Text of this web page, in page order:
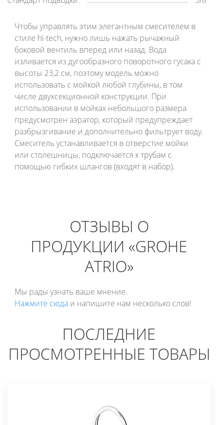
Чтобы управлять этим элегантным смесителем в
стиле hi-tech, нужно лишь нажать рычажный
боковой вентиль вперед или назад. Вода
изливается из дугообразного поворотного гусака с
высоты 23,2 см, поэтому модель можно
использовать с мойкой любой глубины, в том
числе двухсекционной конструкции. При
использовании в мойках небольшого размера
предусмотрен аэратор, который предупреждает
разбрызгивание и дополнительно фильтрует воду.
Смеситель устанавливается в отверстие мойки
или столешницы, подключается к трубам с
помощью гибких шлангов (входят в набор).
ОТЗЫВЫ О
ПРОДУКЦИИ «GROHE
ATRIO»
Мы рады узнать ваше мнение.
Нажмите сюда и напишите нам несколько слов!
ПОСЛЕДНИЕ
ПРОСМОТРЕННЫЕ ТОВАРЫ